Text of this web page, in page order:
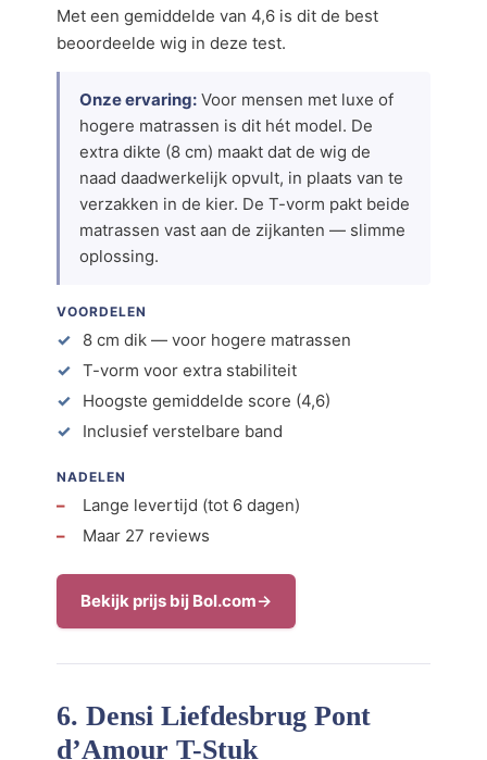
Met een gemiddelde van 4,6 is dit de best
beoordeelde wig in deze test.
Onze ervaring: Voor mensen met luxe of
hogere matrassen is dit hét model. De
extra dikte (8 cm) maakt dat de wig de
naad daadwerkelijk opvult, in plaats van te
verzakken in de kier. De T-vorm pakt beide
matrassen vast aan de zijkanten — slimme
oplossing.
VOORDELEN
8 cm dik — voor hogere matrassen
T-vorm voor extra stabiliteit
Hoogste gemiddelde score (4,6)
Inclusief verstelbare band
NADELEN
Lange levertijd (tot 6 dagen)
Maar 27 reviews
Bekijk prijs bij Bol.com
6. Densi Liefdesbrug Pont
d’Amour T-Stuk